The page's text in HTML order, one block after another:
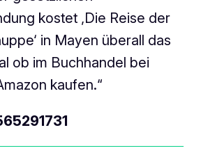
kostet ‚Die Reise der
in Mayen überall das
ob im Buchhandel bei
kaufen.“